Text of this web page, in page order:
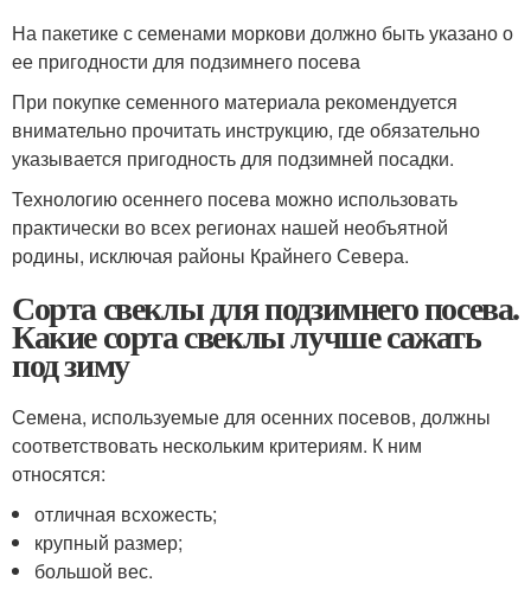
На пакетике с семенами моркови должно быть указано о
ее пригодности для подзимнего посева
При покупке семенного материала рекомендуется
внимательно прочитать инструкцию, где обязательно
указывается пригодность для подзимней посадки.
Технологию осеннего посева можно использовать
практически во всех регионах нашей необъятной
родины, исключая районы Крайнего Севера.
Сорта свеклы для подзимнего посева.
Какие сорта свеклы лучше сажать
под зиму
Семена, используемые для осенних посевов, должны
соответствовать нескольким критериям. К ним
относятся:
отличная всхожесть;
крупный размер;
большой вес.